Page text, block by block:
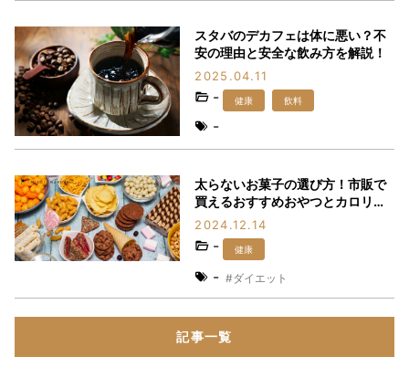
スタバのデカフェは体に悪い？不
安の理由と安全な飲み方を解説！
2025.04.11
- 健康 飲料
-
太らないお菓子の選び方！市販で
買えるおすすめおやつとカロリー
管理
2024.12.14
- 健康
- ダイエット
記事一覧